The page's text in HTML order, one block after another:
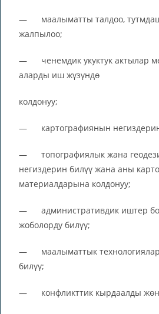
— маалыматты талдоо,
жалпылоо;
— ченемдик укуктук актылар
аларды иш жүзүндө
колдонуу;
— картографиянын
— топографиялык жана
негиздерин билүү жана аны
материалдарына колдонуу;
— административдик иштер
жоболорду билүү;
— маалыматтык
билүү;
— конфликттик кырдаалды